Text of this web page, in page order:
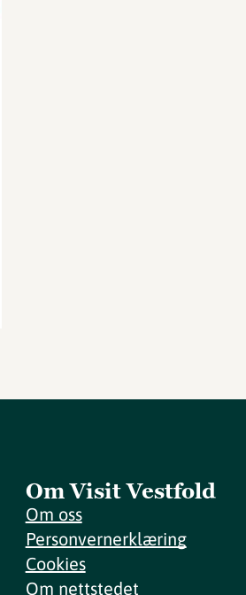
Om Visit Vestfold
Om oss
Personvernerklæring
Cookies
Om nettstedet